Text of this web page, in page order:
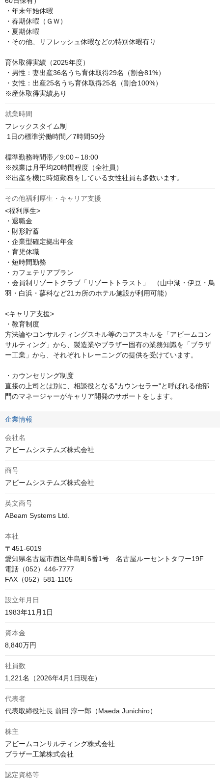
・年末年始休暇
・春期休暇（ＧＷ）
・夏期休暇
・その他、リフレッシュ休暇などの特別休暇有り
育休取得実績（2025年度）
・男性：妻出産36名うち育休取得29名（割合81%）
・女性：出産25名うち育休取得25名（割合100%）
※産休取得実績あり
就業時間
フレックスタイム制
標準勤務時間帯／9:00～18:00
※残業は月平均20時間程度（全社員）
※出産を機に時短勤務をしている女性社員も多数います。
その他福利厚生・キャリア支援
<福利厚生>
・退職金
・財形貯蓄
・企業型確定拠出年金
・育児休職
・短時間勤務
・カフェテリアプラン
・会員制リゾートクラブ「リゾートトラスト」  （山中湖・伊豆・鳥
羽・白浜・蓼科など21カ所のホテル施設が利用可能）
<キャリア支援>
・教育制度
方法論やコンサルティングスキル等のコアスキルを「アビームコン
サルティング」から、製造業やブラザー固有の業務知識を「ブラザ
ー工業」から、それぞれトレーニングの提供を受けています。
・カウンセリング制度
直接の上司とは別に、相談役となる"カウンセラー"と呼ばれる他部
門のマネージャーがキャリア開発のサポートをします。
企業情報
会社名
アビームシステムズ株式会社
商号
アビームシステムズ株式会社
英文商号
ABeam Systems Ltd.
本社
〒451-6019
愛知県名古屋市西区牛島町6番1号　名古屋ルーセントタワー19F
電話（052）446-7777
FAX（052）581-1105
設立年月日
1983年11月1日
資本金
8,840万円
社員数
1,221名（2026年4月1日現在）
代表者
代表取締役社長 前田 淳一郎（Maeda Junichiro）
株主
アビームコンサルティング株式会社
ブラザー工業株式会社
認定資格等